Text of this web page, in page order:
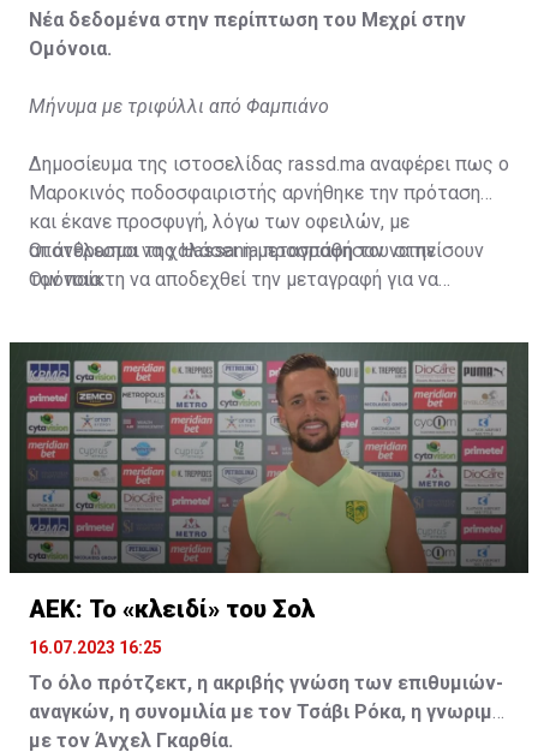
Νέα δεδομένα στην περίπτωση του Μεχρί στην
Ομόνοια.
Μήνυμα με τριφύλλι από Φαμπιάνο
Δημοσίευμα της ιστοσελίδας rassd.ma αναφέρει πως ο
Μαροκινός ποδοσφαιριστής αρνήθηκε την πρόταση
και έκανε προσφυγή, λόγω των οφειλών, με
αποτέλεσμα να χαλάσει η μεταγραφή του στην
Ομόνοια.
Οι άνθρωποι της Hassania προσπάθησαν να πείσουν
τον παίκτη να αποδεχθεί την μεταγραφή για να
μετακίνησή του, αλλά ο παίκτης αρνήθηκε και επέμεινε
να λύσει το συμβόλαιό του, ώστε να μετακομίσει
ελεύθερα σε οποιαδήποτε νέα ομάδα το τρέχον
καλοκαίρι.
ΑΕΚ: Το «κλειδί» του Σολ
16.07.2023 16:25
Το όλο πρότζεκτ, η ακριβής γνώση των επιθυμιών-
αναγκών, η συνομιλία με τον Τσάβι Ρόκα, η γνωριμία
με τον Άνχελ Γκαρθία.